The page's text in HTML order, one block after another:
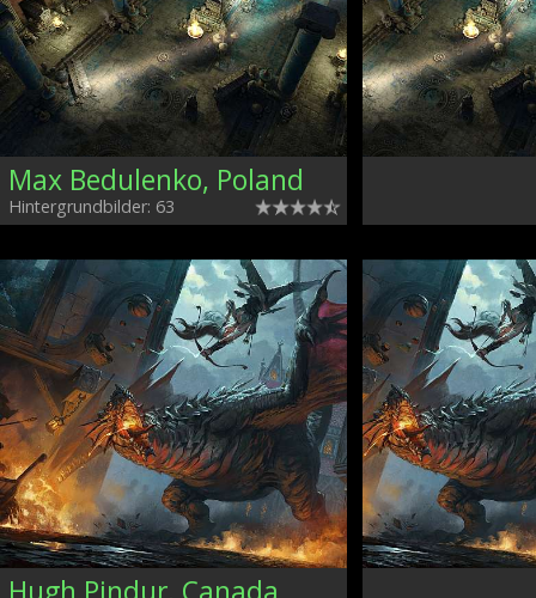
Max Bedulenko, Poland
Hintergrundbilder: 63